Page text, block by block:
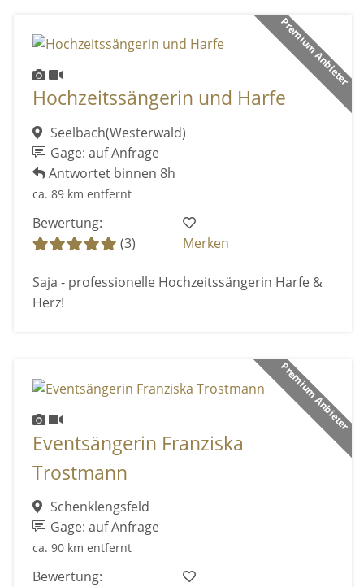
Premium Anbieter
Hochzeitssängerin und Harfe
Seelbach(Westerwald)
Gage: auf Anfrage
Antwortet binnen 8h
ca. 89 km entfernt
Bewertung:
(3)
Merken
Saja - professionelle Hochzeitssängerin Harfe &
Herz!
Premium Anbieter
Eventsängerin Franziska
Trostmann
Schenklengsfeld
Gage: auf Anfrage
ca. 90 km entfernt
Bewertung: